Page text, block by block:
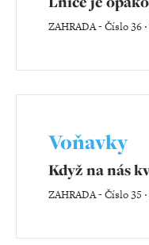
ZAHRADA-Číslo 36
Voňavky
Když na nás
ZAHRADA-Číslo 35